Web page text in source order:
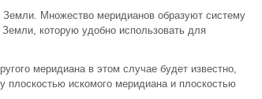
Множество меридианов образуют систему
которую удобно использовать для
меридиана в этом случае будет известно,
плоскостью искомого меридиана и плоскостью